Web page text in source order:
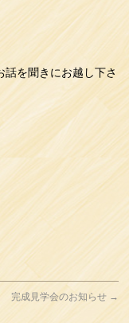
を聞きにお越し下さ
完成見学会のお知らせ →